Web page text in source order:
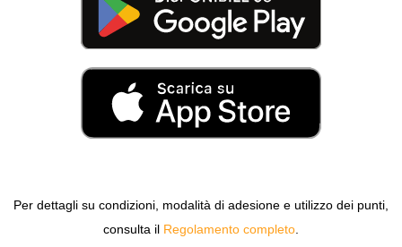
Per dettagli su condizioni, modalità di adesione e utilizzo dei punti,
consulta il Regolamento completo